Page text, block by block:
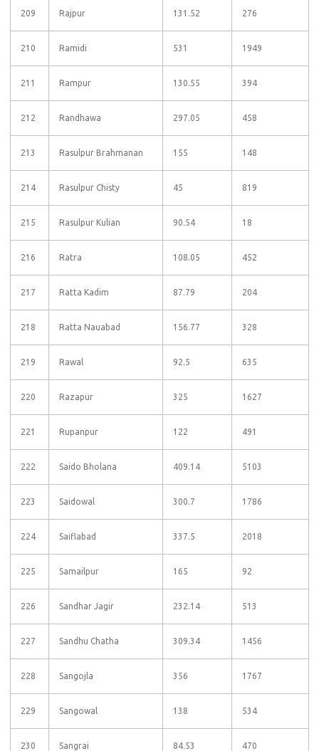
209 Rajpur 131.52 276
210 Ramidi 531 1949
211 Rampur 130.55 394
212 Randhawa 297.05 458
213 Rasulpur Brahmanan 155 148
214 Rasulpur Chisty 45 819
215 Rasulpur Kulian 90.54 18
216 Ratra 108.05 452
217 Ratta Kadim 87.79 204
218 Ratta Nauabad 156.77 328
219 Rawal 92.5 635
220 Razapur 325 1627
221 Rupanpur 122 491
222 Saido Bholana 409.14 5103
223 Saidowal 300.7 1786
224 Saiflabad 337.5 2018
225 Samailpur 165 92
226 Sandhar Jagir 232.14 513
227 Sandhu Chatha 309.34 1456
228 Sangojla 356 1767
229 Sangowal 138 534
230 Sangrai 84.53 470